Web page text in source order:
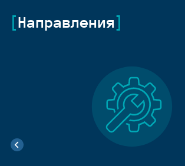
Направления